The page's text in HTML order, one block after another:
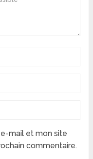
mail et mon site
commentaire.